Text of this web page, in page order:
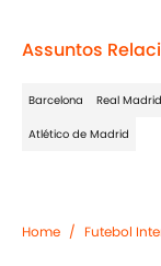
Assuntos
Barcelona Real Madrid
Atlético de Madrid
Home / Futebol